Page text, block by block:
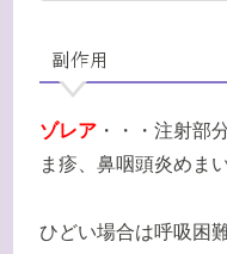
副作用
ゾレア ・・・注射部
ま疹、鼻咽頭炎めま
ひどい場合は呼吸困